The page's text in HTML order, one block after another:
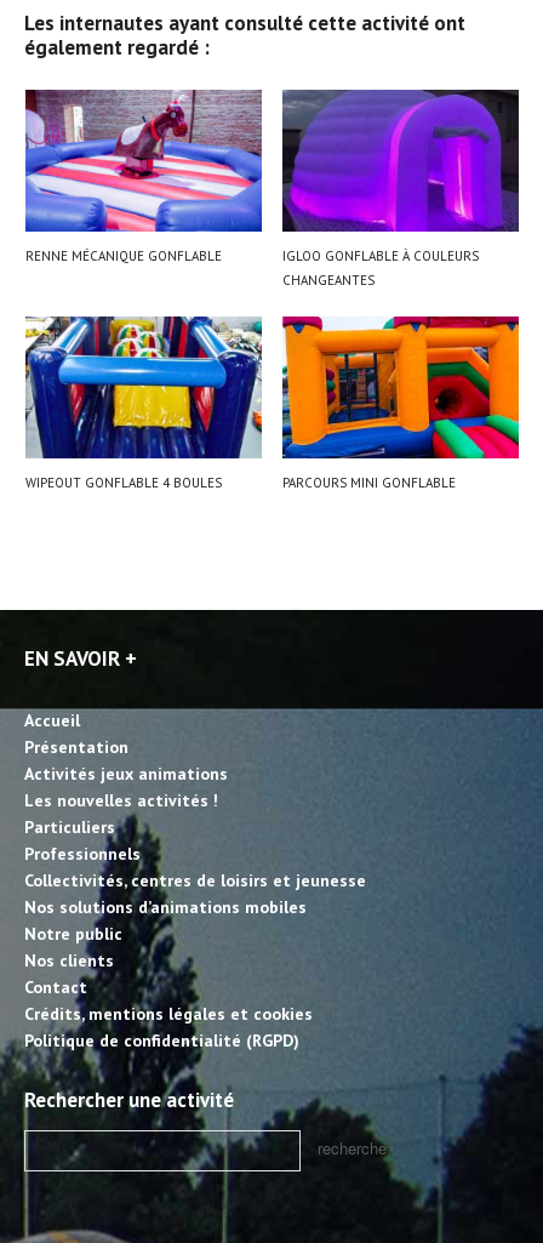
Les internautes ayant consulté cette activité ont
également regardé :
RENNE MÉCANIQUE GONFLABLE
IGLOO GONFLABLE À COULEURS
CHANGEANTES
WIPEOUT GONFLABLE 4 BOULES PARCOURS MINI GONFLABLE
EN SAVOIR +
Accueil
Présentation
Activités jeux animations
Les nouvelles activités !
Particuliers
Professionnels
Collectivités, centres de loisirs et jeunesse
Nos solutions d’animations mobiles
Notre public
Nos clients
Contact
Crédits, mentions légales et cookies
Politique de confidentialité (RGPD)
Rechercher une activité